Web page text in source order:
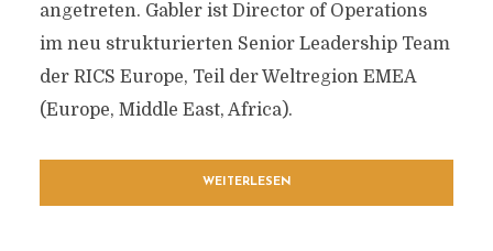
angetreten. Gabler ist Director of Operations
im neu strukturierten Senior Leadership Team
der RICS Europe, Teil der Weltregion EMEA
(Europe, Middle East, Africa).
WEITERLESEN